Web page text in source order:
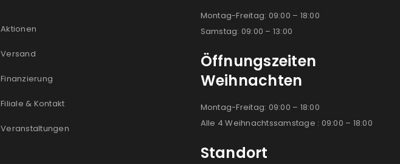
Aktionen
Versand
Finanzierung
Filiale & Kontakt
Veranstaltungen
Montag-Freitag: 09:00 – 18:00
Samstag: 09:00 – 13:00
Öffnungszeiten
Weihnachten
Montag-Freitag: 09:00 – 18:00
Alle 4 Weihnachtssamstage : 09:00 – 18:00
Standort